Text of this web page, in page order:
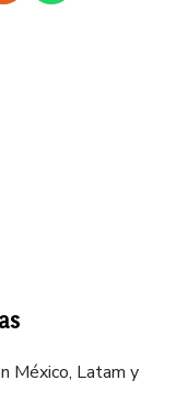
México, Latam y